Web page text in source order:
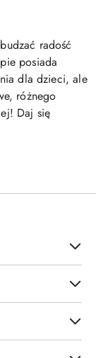
radość
posiada
dla dzieci, ale
różnego
Daj się